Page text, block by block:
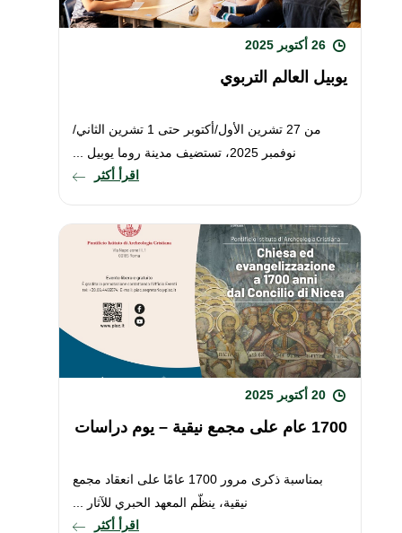
يوبيل العالم التربوي
من 27 تشرين الأول/أكتوبر حتى 1 تشرين الثاني/
نوفمبر 2025، تستضيف مدينة روما يوبيل ...
اقرأ أكثر
1700 عام على مجمع نيقية – يوم دراسات
بمناسبة ذكرى مرور 1700 عامًا على انعقاد مجمع
نيقية، ينظّم المعهد الحبري للآثار ...
اقرأ أكثر